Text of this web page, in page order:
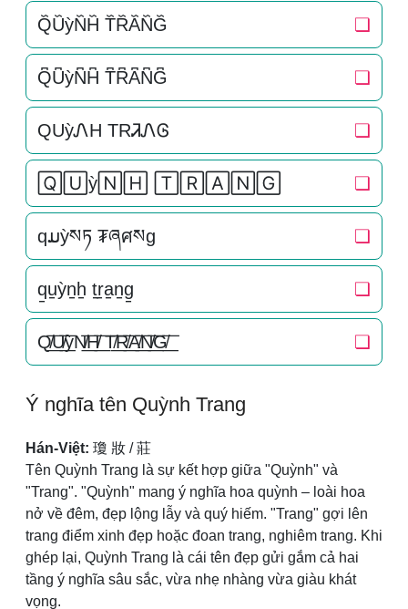
Q᷈U᷈ỳN᷈H᷈ T᷈R᷈A᷈N᷈G᷈ ❏
Q͆U͆ỳN͆H͆ T͆R͆A͆N͆G͆ ❏
QUỳᏁH TRᏘᏁᎶ ❏
🅀🅄ỳ🄽🄷 🅃🅁🄰🄽🄶 ❏
qມỳསཏ ₮ཞศསg ❏
q̠u̠ỳn̠h̠ t̠r̠a̠n̠g̠ ❏
Q̸͟͞U̸͟͞ỳN̸͟͞H̸͟͞ T̸͟͞R̸͟͞A̸͟͞N̸͟͞G̸͟͞ ❏
Ý nghĩa tên Quỳnh Trang
Hán-Việt: 瓊 妝 / 莊
Tên Quỳnh Trang là sự kết hợp giữa "Quỳnh" và
"Trang". "Quỳnh" mang ý nghĩa hoa quỳnh – loài hoa
nở về đêm, đẹp lộng lẫy và quý hiếm. "Trang" gợi lên
trang điểm xinh đẹp hoặc đoan trang, nghiêm trang. Khi
ghép lại, Quỳnh Trang là cái tên đẹp gửi gắm cả hai
tầng ý nghĩa sâu sắc, vừa nhẹ nhàng vừa giàu khát
vọng.